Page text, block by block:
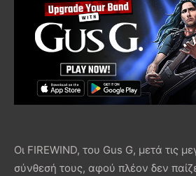
Οι FIREWIND, του Gus G, μετά τις
σύνθεσή τους, αφού πλέον δεν